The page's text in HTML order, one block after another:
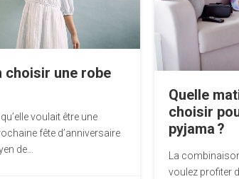
choisir une robe
voulait être une
fête d’anniversaire
de…
Quelle
choisir
pyjama ?
La
voulez profiter